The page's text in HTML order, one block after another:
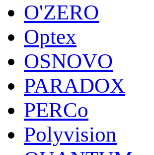
O'ZERO
Optex
OSNOVO
PARADOX
PERCo
Polyvision